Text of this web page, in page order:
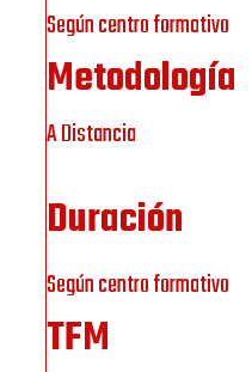
Según centro formativo
Metodología
A Distancia
Duración
Según centro formativo
TFM